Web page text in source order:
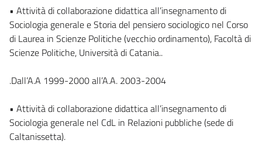
• Attività di collaborazione didattica all’insegnamento di
Sociologia generale e Storia del pensiero sociologico nel Corso
di Laurea in Scienze Politiche (vecchio ordinamento), Facoltà di
Scienze Politiche, Università di Catania..
.Dall’A.A 1999-2000 all’A.A. 2003-2004
• Attività di collaborazione didattica all’insegnamento di
Sociologia generale nel CdL in Relazioni pubbliche (sede di
Caltanissetta).